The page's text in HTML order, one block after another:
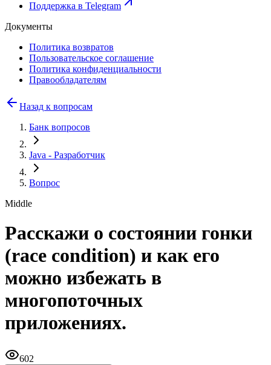
Поддержка в Telegram
Документы
Политика возвратов
Пользовательское соглашение
Политика конфиденциальности
Правообладателям
Назад к вопросам
Банк вопросов
Java - Разработчик
Вопрос
Middle
Расскажи о состоянии гонки
(race condition) и как его
можно избежать в
многопоточных
приложениях.
602